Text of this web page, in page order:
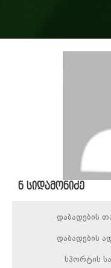
ნ სიდამონიძე
დაბადების
დაბადების
სპორტის